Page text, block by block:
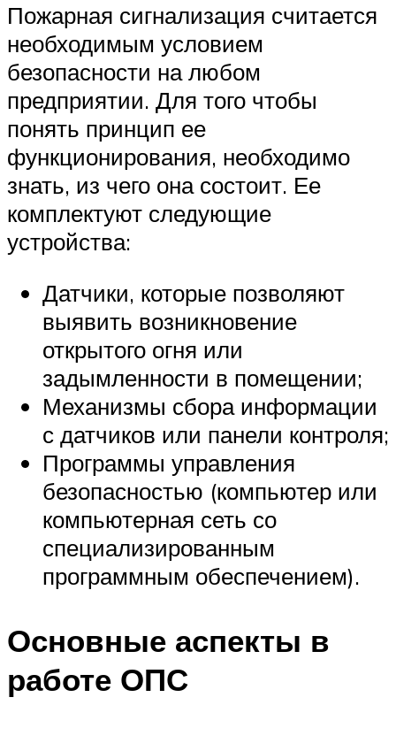
Пожарная сигнализация считается
необходимым условием
безопасности на любом
предприятии. Для того чтобы
понять принцип ее
функционирования, необходимо
знать, из чего она состоит. Ее
комплектуют следующие
устройства:
Датчики, которые позволяют
выявить возникновение
открытого огня или
задымленности в помещении;
Механизмы сбора информации
с датчиков или панели контроля;
Программы управления
безопасностью (компьютер или
компьютерная сеть со
специализированным
программным обеспечением).
Основные аспекты в
работе ОПС